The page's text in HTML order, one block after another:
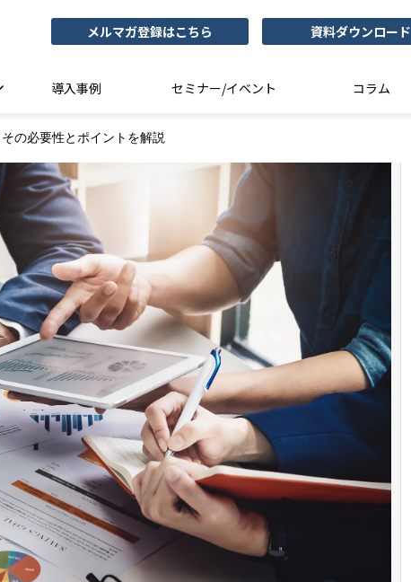
メルマガ登録はこちら 資料ダウンロード
導入事例 セミナー/イベント コラム
の必要性とポイントを解説